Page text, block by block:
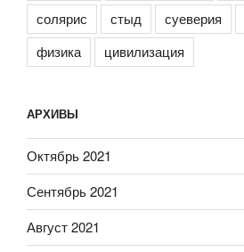
солярис стыд суеверия
физика
цивилизация
АРХИВЫ
Октябрь 2021
Сентябрь 2021
Август 2021